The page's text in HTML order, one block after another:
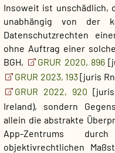
Insoweit ist unschädlich,
unabhängig von der
Datenschutzrechten
ohne Auftrag einer
BGH,
GRUR 2020, 896
GRUR 2023, 193[juris
GRUR 2022, 920
Ireland), sondern
allein die abstrakte
App-Zentrums
objektivrechtlichen